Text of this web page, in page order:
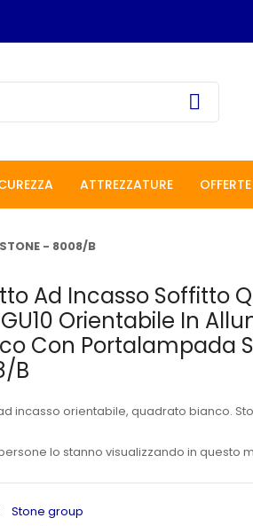
ATTREZZATURE OFFERTE
- 8008/B
Ad Incasso Soffitto
GU10 Orientabile In
Con Portalampada
B
incasso orientabile, quadrato bianco.
lo stanno visualizzando in questo
Stone group